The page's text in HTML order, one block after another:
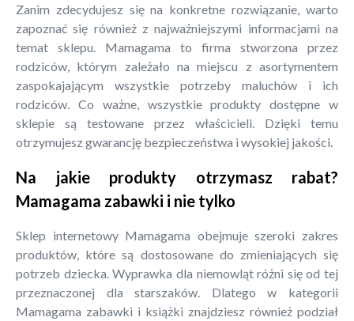
Zanim zdecydujesz się na konkretne rozwiązanie, warto
zapoznać się również z najważniejszymi informacjami na
temat sklepu. Mamagama to firma stworzona przez
rodziców, którym zależało na miejscu z asortymentem
zaspokajającym wszystkie potrzeby maluchów i ich
rodziców. Co ważne, wszystkie produkty dostępne w
sklepie są testowane przez właścicieli. Dzięki temu
otrzymujesz gwarancję bezpieczeństwa i wysokiej jakości.
Na jakie produkty otrzymasz rabat?
Mamagama zabawki i nie tylko
Sklep internetowy Mamagama obejmuje szeroki zakres
produktów, które są dostosowane do zmieniających się
potrzeb dziecka. Wyprawka dla niemowląt różni się od tej
przeznaczonej dla starszaków. Dlatego w kategorii
Mamagama zabawki i książki znajdziesz również podział